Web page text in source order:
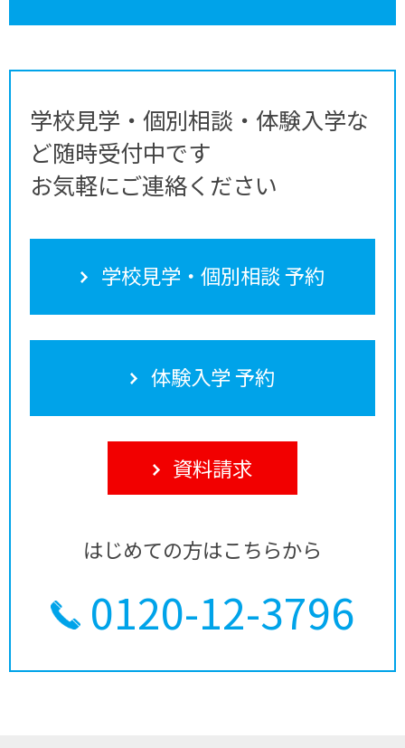
学校見学・個別相談・体験入学な
ど随時受付中です
お気軽にご連絡ください
学校見学・個別相談 予約
体験入学 予約
資料請求
はじめての方はこちらから
0120-12-3796